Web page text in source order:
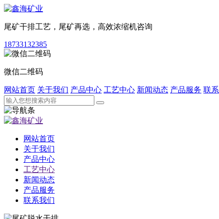
尾矿干排工艺，尾矿再选，高效浓缩机咨询
18733132385
微信二维码
网站首页 关于我们 产品中心 工艺中心 新闻动态 产品服务 联
网站首页
关于我们
产品中心
工艺中心
新闻动态
产品服务
联系我们